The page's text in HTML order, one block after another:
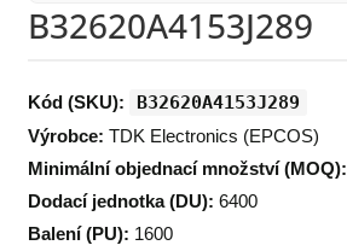
B32620A4153J289
Kód (SKU): B32620A4153J289
Výrobce: TDK Electronics (EPCOS)
Minimální objednací množství (MOQ):
Dodací jednotka (DU): 6400
Balení (PU): 1600